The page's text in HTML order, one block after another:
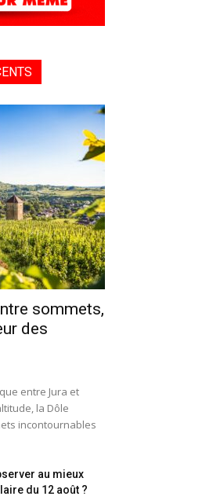
sommets,
des
entre Jura et
la Dôle
incontournables
au mieux
du 12 août ?